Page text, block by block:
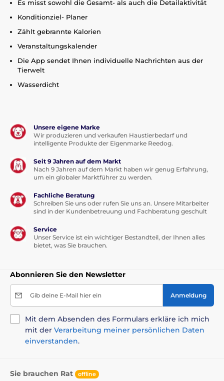
Es misst sowohl die Gesamt- als auch die Detailaktivität
Konditionziel- Planer
Zählt gebrannte Kalorien
Veranstaltungskalender
Die App sendet Ihnen individuelle Nachrichten aus der
Tierwelt
Wasserdicht
Unsere eigene Marke
Wir produzieren und verkaufen Haustierbedarf und
intelligente Produkte der Eigenmarke Reedog.
Seit 9 Jahren auf dem Markt
Nach 9 Jahren auf dem Markt haben wir genug Erfahrung,
um ein globaler Marktführer zu werden.
Fachliche Beratung
Schreiben Sie uns oder rufen Sie uns an. Unsere Mitarbeiter
sind in der Kundenbetreuung und Fachberatung geschult
Service
Unser Service ist ein wichtiger Bestandteil, der Ihnen alles
bietet, was Sie brauchen.
Abonnieren Sie den Newsletter
Gib deine E-Mail hier ein Anmeldung
Mit dem Absenden des Formulars erkläre ich mich
mit der Verarbeitung meiner persönlichen Daten
einverstanden.
Sie brauchen Rat offline